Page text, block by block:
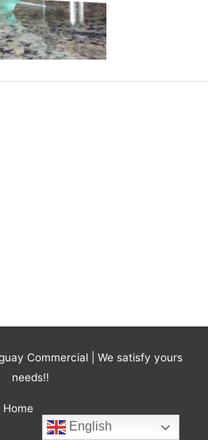
Commercial | We satisfy yours
needs!!
Home
English